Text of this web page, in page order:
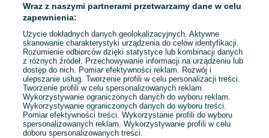
To ogłoszenie nie jest już dostępne
Przejdź na stronę główną
Wraz z naszymi partnerami przetwarzamy dane w celu
zapewnienia:
Użycie dokładnych danych geolokalizacyjnych. Aktywne
skanowanie charakterystyki urządzenia do celów identyfikacji.
Rozumienie odbiorców dzięki statystyce lub kombinacji danych
z różnych źródeł. Przechowywanie informacji na urządzeniu lub
dostęp do nich. Pomiar efektywności reklam. Rozwój i
ulepszanie usług. Tworzenie profili w celu personalizacji treści.
Tworzenie profili w celu spersonalizowanych reklam.
Wykorzystywanie ograniczonych danych do wyboru reklam.
Wykorzystywanie ograniczonych danych do wyboru treści.
Pomiar efektywności treści. Wykorzystanie profili do wyboru
spersonalizowanych reklam. Wykorzystywanie profili w celu
doboru spersonalizowanych treści.